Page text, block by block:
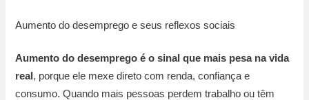
Aumento do desemprego e seus reflexos sociais
Aumento do desemprego é o sinal que mais pesa na vida
real , porque ele mexe direto com renda, confiança e
consumo. Quando mais pessoas perdem trabalho ou têm